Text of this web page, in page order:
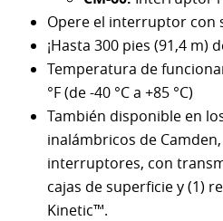
Opere el interruptor con
¡Hasta 300 pies (91,4 m)
Temperatura de
°F (de -40 °C a +85 °C)
También disponible en
inalámbricos de
interruptores, con
cajas de superficie y (1)
Kinetic™.